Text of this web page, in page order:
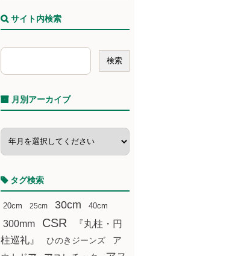
サイト内検索
月別アーカイブ
タグ検索
20cm 25cm 30cm 40cm
300mm CSR
『丸柱・円
柱巡礼』
ひのきジーンズ
ア